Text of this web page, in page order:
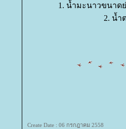
1. น้ำมะนาวขนาด
2. น้ำ
Create Date : 06 กรกฎาคม 2558